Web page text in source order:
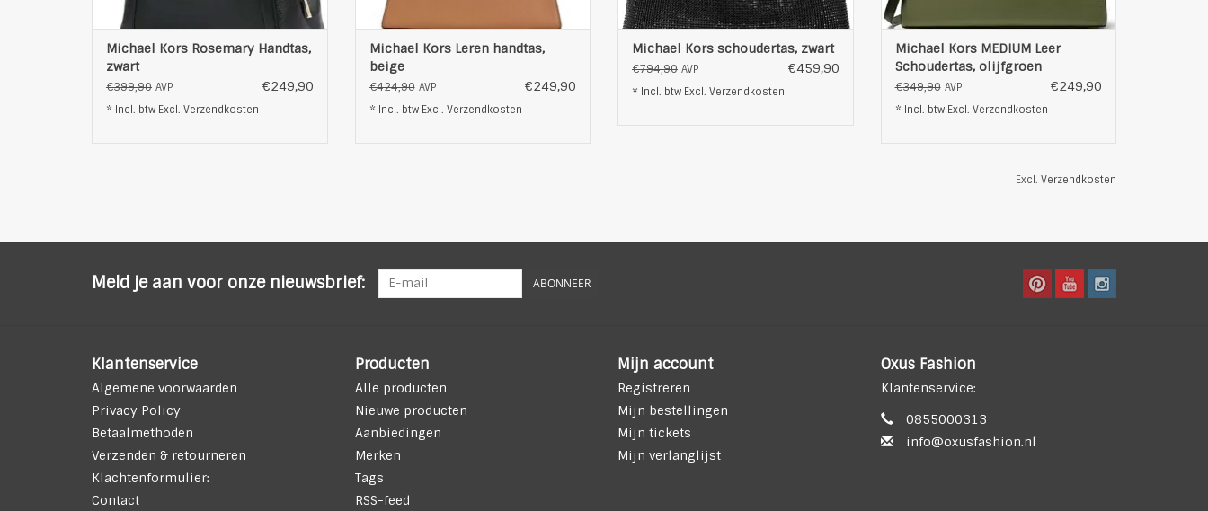
TOEVOEGEN AAN WINKELWAGEN
Michael Kors Rosemary Handtas,
zwart
€399,90 AVP €249,90
* Incl. btw Excl. Verzendkosten
Michael Kors Leren handtas,
beige
€424,90 AVP €249,90
* Incl. btw Excl. Verzendkosten
Michael Kors schoudertas, zwart
€794,90 AVP €459,90
* Incl. btw Excl. Verzendkosten
Michael Kors MEDIUM Leer
Schoudertas, olijfgroen
€349,90 AVP €249,90
* Incl. btw Excl. Verzendkosten
Excl. Verzendkosten
Meld je aan voor onze nieuwsbrief: ABONNEER
Klantenservice
Algemene voorwaarden
Privacy Policy
Betaalmethoden
Verzenden & retourneren
Klachtenformulier:
Contact
Producten
Alle producten
Nieuwe producten
Aanbiedingen
Merken
Tags
RSS-feed
Mijn account
Registreren
Mijn bestellingen
Mijn tickets
Mijn verlanglijst
Oxus Fashion
Klantenservice:
0855000313
info@oxusfashion.nl